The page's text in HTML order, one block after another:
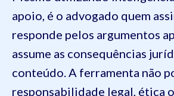
apoio, é o advogado quem
responde pelos argumentos
assume as consequências
conteúdo. A ferramenta não
responsabilidade legal, ética